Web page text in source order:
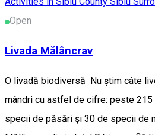
Open
Livada Mălâncrav
O livadă biodiversă Nu știm câte
mândri cu astfel de cifre: peste
specii de păsări şi 30 de specii de